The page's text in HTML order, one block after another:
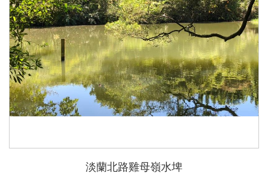
淡蘭北路雞母嶺水埤